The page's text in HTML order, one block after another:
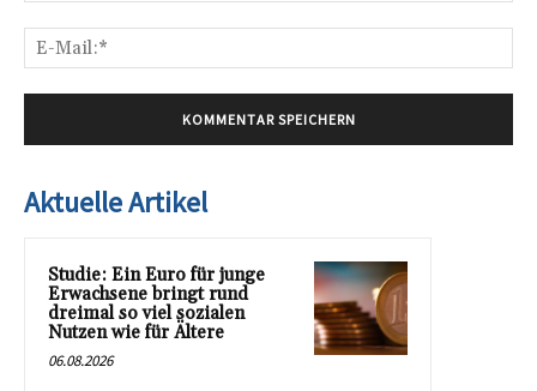
Aktuelle Artikel
Studie: Ein Euro für junge
Erwachsene bringt rund
dreimal so viel sozialen
Nutzen wie für Ältere
06.08.2026